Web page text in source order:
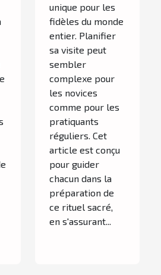
unique pour les
fidèles du monde
entier. Planifier
sa visite peut
sembler
complexe pour
les novices
comme pour les
pratiquants
réguliers. Cet
article est conçu
pour guider
chacun dans la
préparation de
ce rituel sacré,
en s'assurant...